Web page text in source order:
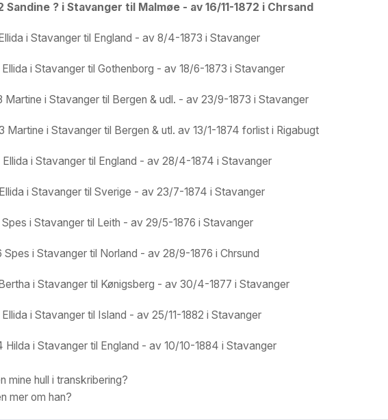
Sandine ? i Stavanger til Malmøe - av 16/11-1872 i Chrsand
i Stavanger til England - av 8/4-1873 i Stavanger
i Stavanger til Gothenborg - av 18/6-1873 i Stavanger
Martine i Stavanger til Bergen & udl. - av 23/9-1873 i Stavanger
Martine i Stavanger til Bergen & utl. av 13/1-1874 forlist i Rigabugt
i Stavanger til England - av 28/4-1874 i Stavanger
i Stavanger til Sverige - av 23/7-1874 i Stavanger
i Stavanger til Leith - av 29/5-1876 i Stavanger
i Stavanger til Norland - av 28/9-1876 i Chrsund
i Stavanger til Kønigsberg - av 30/4-1877 i Stavanger
i Stavanger til Island - av 25/11-1882 i Stavanger
Hilda i Stavanger til England - av 10/10-1884 i Stavanger
mine hull i transkribering?
mer om han?